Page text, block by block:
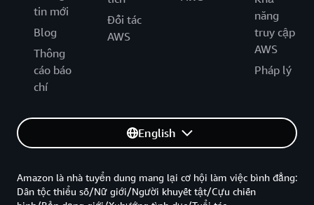
tin mới
Blog
Thông
cáo báo
chí
Đối tác
AWS
năng
truy cập
AWS
Pháp lý
English
Amazon là nhà tuyển dung mang lại cơ hội làm việc bình đẳng:
Dân tộc thiểu số/Nữ giới/Người khuyết tật/Cựu chiến